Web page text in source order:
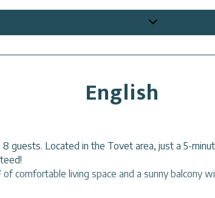
: quatre feux, four, micro-ondes, lave-
famille ou entre amis. Profitez de la chaleur du
sans contrainte. Un bien rare à ne pas manquer
English
guests. Located in the Tovet area, just a 5-
comfortable living space and a sunny balcony